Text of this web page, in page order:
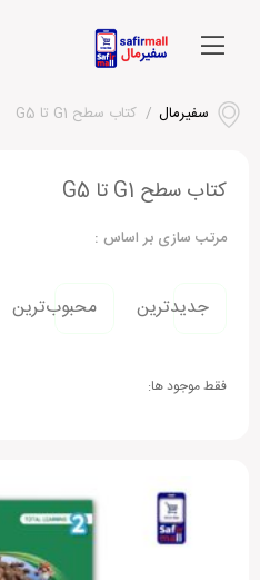
سفیرمال / کتاب سطح G1 تا G5
کتاب سطح G1 تا G5
مرتب سازی بر اساس :
جدیدترین محبوب‌ترین
فقط موجود ها: